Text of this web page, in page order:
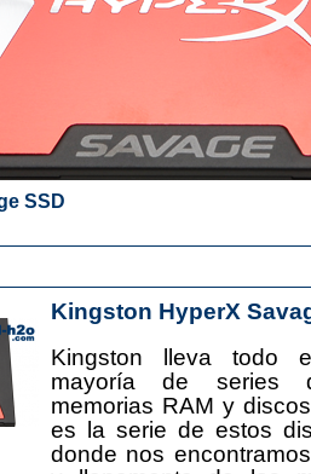
SSD
Kingston HyperX
Kingston lleva todo
mayoría de series
memorias RAM y
es la serie de estos
donde nos